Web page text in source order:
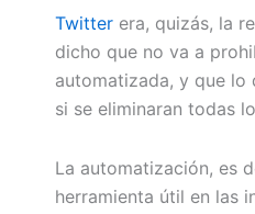
Twitter era, quizás, la
dicho que no va a
automatizada, y que lo
si se eliminaran todas
La automatización, es
herramienta útil en las